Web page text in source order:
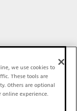
we use cookies to
These tools are
Others are optional
online experience.